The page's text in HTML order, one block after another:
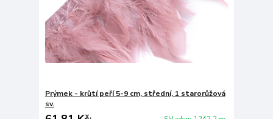
Prýmek - krůtí peří 5-9 cm, střední, 1 starorůžová
sv.